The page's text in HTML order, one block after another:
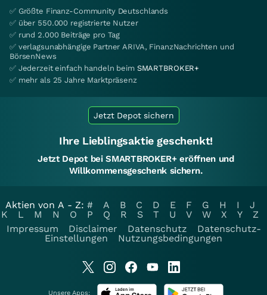
✅ Größte Finanz-Community Deutschlands
✅ über 550.000 registrierte Nutzer
✅ rund 2.000 Beiträge pro Tag
✅ verlagsunabhängige Partner ARIVA, FinanzNachrichten und
BörsenNews
✅ Jederzeit einfach handeln beim SMARTBROKER+
✅ mehr als 25 Jahre Marktpräsenz
Jetzt Depot sichern
Ihre Lieblingsaktie geschenkt!
Jetzt Depot bei SMARTBROKER+ eröffnen und
Willkommensgeschenk sichern.
Aktien von A - Z: # A B C D E F G H I
J
K
L M N O P Q R S T U V W X Y
Z
Impressum
Disclaimer Datenschutz
Datenschutz-
Einstellungen
Nutzungsbedingungen
Unsere Apps: